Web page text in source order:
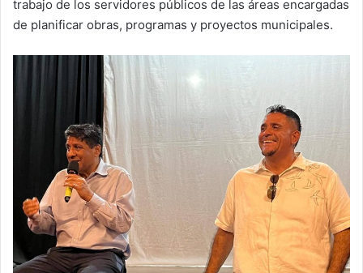
trabajo de los servidores públicos de las áreas encargadas
de planificar obras, programas y proyectos municipales.